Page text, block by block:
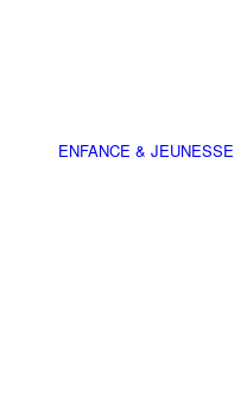
ENFANCE & JEUNESSE